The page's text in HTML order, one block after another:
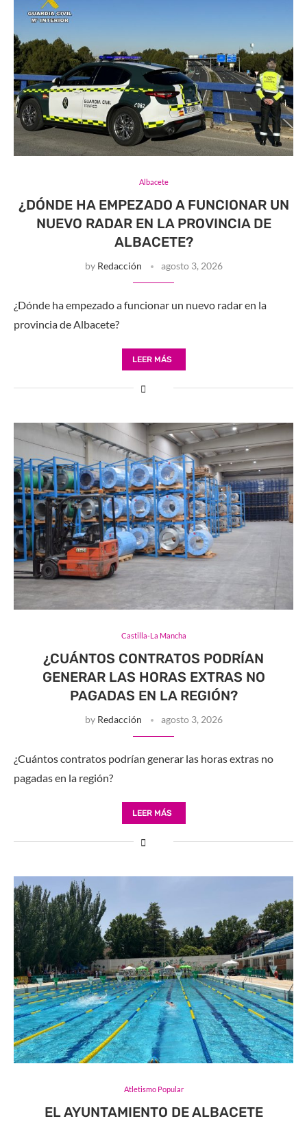
Albacete
¿DÓNDE HA EMPEZADO A FUNCIONAR UN
NUEVO RADAR EN LA PROVINCIA DE
ALBACETE?
by Redacción agosto 3, 2026
¿Dónde ha empezado a funcionar un nuevo radar en la
provincia de Albacete?
LEER MÁS
Castilla-La Mancha
¿CUÁNTOS CONTRATOS PODRÍAN
GENERAR LAS HORAS EXTRAS NO
PAGADAS EN LA REGIÓN?
by Redacción agosto 3, 2026
¿Cuántos contratos podrían generar las horas extras no
pagadas en la región?
LEER MÁS
Atletismo Popular
EL AYUNTAMIENTO DE ALBACETE